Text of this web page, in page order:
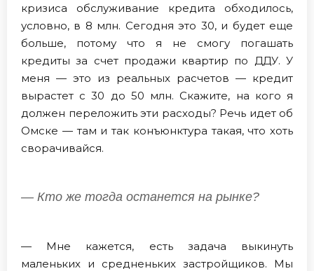
кризиса обслуживание кредита обходилось,
условно, в 8 млн. Сегодня это 30, и будет еще
больше, потому что я не смогу погашать
кредиты за счет продажи квартир по ДДУ. У
меня — это из реальных расчетов — кредит
вырастет с 30 до 50 млн. Скажите, на кого я
должен переложить эти расходы? Речь идет об
Омске — там и так конъюнктура такая, что хоть
сворачивайся.
— Кто же тогда останется на рынке?
— Мне кажется, есть задача выкинуть
маленьких и средненьких застройщиков. Мы